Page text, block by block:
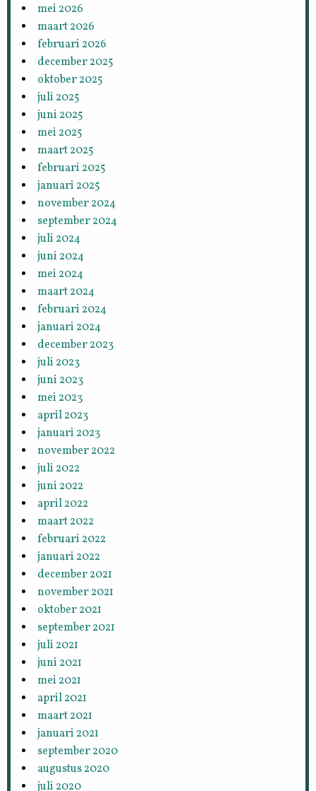
mei 2026
maart 2026
februari 2026
december 2025
oktober 2025
juli 2025
juni 2025
mei 2025
maart 2025
februari 2025
januari 2025
november 2024
september 2024
juli 2024
juni 2024
mei 2024
maart 2024
februari 2024
januari 2024
december 2023
juli 2023
juni 2023
mei 2023
april 2023
januari 2023
november 2022
juli 2022
juni 2022
april 2022
maart 2022
februari 2022
januari 2022
december 2021
november 2021
oktober 2021
september 2021
juli 2021
juni 2021
mei 2021
april 2021
maart 2021
januari 2021
september 2020
augustus 2020
juli 2020